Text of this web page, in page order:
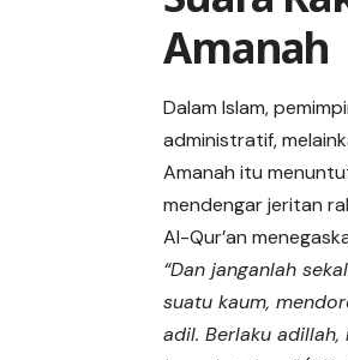
Amanah
Dalam Islam,
administratif,
Amanah itu
mendengar jeritan
Al-Qur’an
“Dan janganlah
suatu kaum,
adil. Berlaku